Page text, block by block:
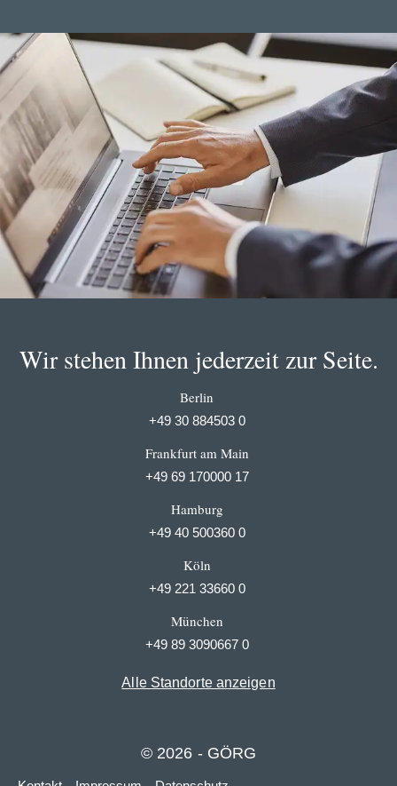
Wir stehen Ihnen jederzeit zur Seite.
Berlin
+49 30 884503 0
Frankfurt am Main
+49 69 170000 17
Hamburg
+49 40 500360 0
Köln
+49 221 33660 0
München
+49 89 3090667 0
Alle Standorte anzeigen
© 2026 - GÖRG